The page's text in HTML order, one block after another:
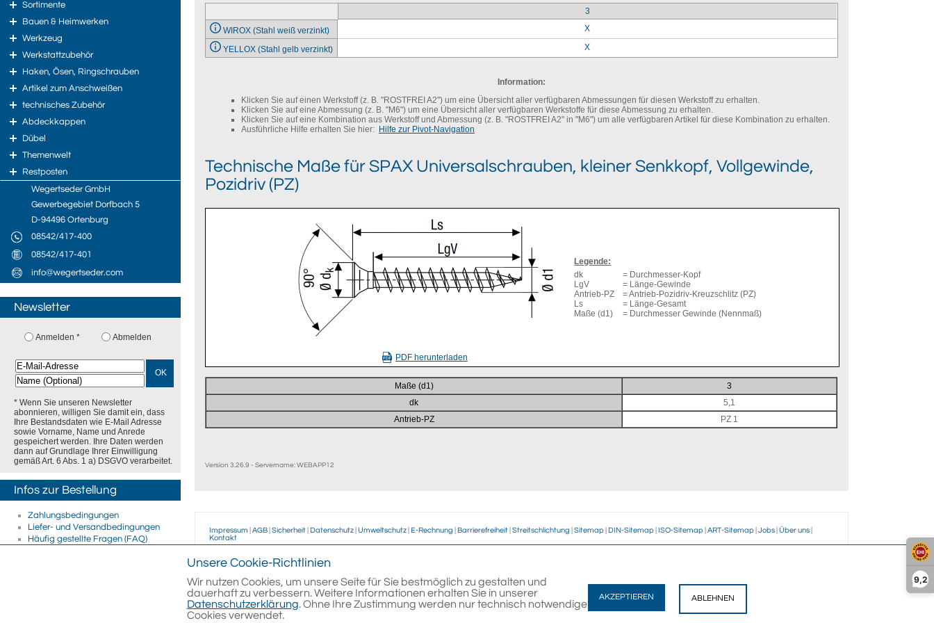
9,2
Sortimente
Bauen & Heimwerken
Werkzeug
Werkstattzubehör
Haken, Ösen, Ringschrauben
Artikel zum Anschweißen
technisches Zubehör
Abdeckkappen
Dübel
Themenwelt
Restposten
Wegertseder GmbH
Gewerbegebiet Dorfbach 5
D-94496 Ortenburg
08542/417-400
08542/417-401
info@wegertseder.com
Newsletter
Anmelden * Abmelden
OK
* Wenn Sie unseren Newsletter
abonnieren, willigen Sie damit ein, dass
Ihre Bestandsdaten wie E-Mail Adresse
sowie Vorname, Name und Anrede
gespeichert werden. Ihre Daten werden
dann auf Grundlage Ihrer Einwilligung
gemäß Art. 6 Abs. 1 a) DSGVO verarbeitet.
Infos zur Bestellung
Zahlungsbedingungen
Liefer- und Versandbedingungen
Häufig gestellte Fragen (FAQ)
3
WIROX (Stahl weiß verzinkt)
YELLOX (Stahl gelb verzinkt)
X
X
Information:
Klicken Sie auf einen Werkstoff (z. B. "ROSTFREI A2") um eine Übersicht aller verfügbaren Abmessungen für diesen Werkstoff zu erhalten.
Klicken Sie auf eine Abmessung (z. B. "M6") um eine Übersicht aller verfügbaren Werkstoffe für diese Abmessung zu erhalten.
Klicken Sie auf eine Kombination aus Werkstoff und Abmessung (z. B. "ROSTFREI A2" in "M6") um alle verfügbaren Artikel für diese Kombination zu erhalten.
Ausführliche Hilfe erhalten Sie hier: Hilfe zur Pivot-Navigation
Technische Maße fürSPAX Universalschrauben, kleiner Senkkopf, Vollgewinde,
Pozidriv (PZ)
PDF herunterladen
Legende:
dk
= Durchmesser-Kopf
LgV
= Länge-Gewinde
Antrieb-PZ
= Antrieb-Pozidriv-Kreuzschlitz (PZ)
Ls
= Länge-Gesamt
Maße (d1)
= Durchmesser Gewinde (Nennmaß)
Maße (d1)
3
dk
5,1
Antrieb-PZ
PZ 1
Version 3.26.9 - Servername: WEBAPP12
Impressum AGB Sicherheit Datenschutz Umweltschutz E-Rechnung Barrierefreiheit Streitschlichtung Sitemap DIN-Sitemap ISO-Sitemap ART-Sitemap Jobs Über uns
Kontakt
WegertsederGmbH
Gewerbegebiet Dorfbach 5
D-94496 Ortenburg
Telefon08542/417-400
Telefax08542/417-401
Kleinpackungen
DE/AT: ab 125 € frachtfrei
Unsere Cookie-Richtlinien
Wir nutzen Cookies, um unsere Seite für Sie bestmöglich zu gestalten und
dauerhaft zu verbessern. Weitere Informationen erhalten Sie in unserer
Datenschutzerklärung. Ohne Ihre Zustimmung werden nur technisch notwendige
Cookies verwendet.
AKZEPTIEREN ABLEHNEN